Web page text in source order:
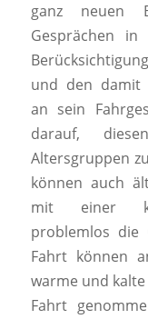
ganz neuen
Gesprächen
und den damit
an sein
darauf,
Altersgruppen
können auch
mit einer
problemlos
Fahrt können
warme und
Fahrt